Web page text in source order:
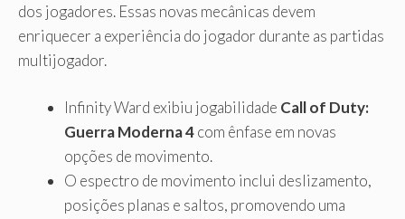
dos jogadores. Essas novas mecânicas devem
enriquecer a experiência do jogador durante as partidas
multijogador.
Infinity Ward exibiu jogabilidade Call of Duty:
Guerra Moderna 4com ênfase em novas
opções de movimento.
O espectro de movimento inclui deslizamento,
posições planas e saltos, promovendo uma